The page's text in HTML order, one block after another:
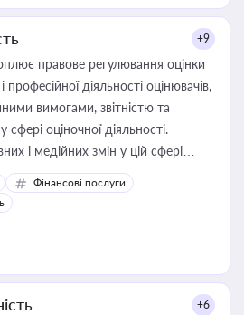
+9
правове регулювання оцінки
діяльності оцінювачів,
вимогами, звітністю та
оціночної діяльності.
і медійних змін у цій сфері
керівника, юриста або
приватизації, оренди
угод і перевірки
діяльності
Фінансові послуги
+6